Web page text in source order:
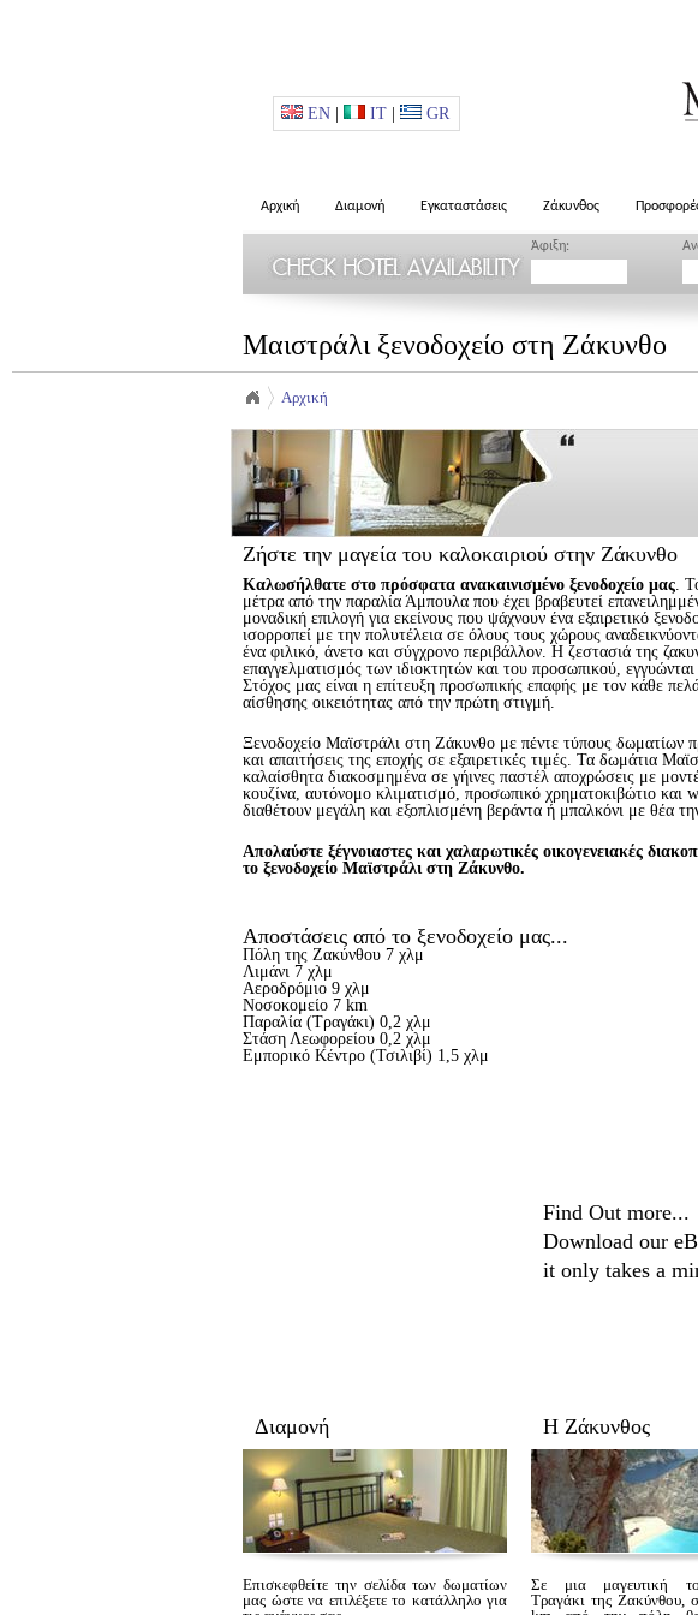
EN IT GR
Αρχική Διαμονή Εγκαταστάσεις Ζάκυνθος
Άφιξη:
Μαιστράλι ξενοδοχείο στη Ζάκυνθο
Αρχική
Ζήστε την μαγεία του καλοκαιριού στην Ζάκυνθο
Καλωσήλθατε στο πρόσφατα ανακαινισμένο ξενοδοχείο μας.
μέτρα από την παραλία Άμπουλα που έχει βραβευτεί
μοναδική επιλογή για εκείνους που ψάχνουν ένα εξαιρετικό
ισορροπεί με την πολυτέλεια σε όλους τους χώρους
ένα φιλικό, άνετο και σύγχρονο περιβάλλον. Η ζεστασιά της
επαγγελματισμός των ιδιοκτητών και του προσωπικού,
Στόχος μας είναι η επίτευξη προσωπικής επαφής με τον κάθε
αίσθησης οικειότητας από την πρώτη στιγμή.
Ξενοδοχείο Μαϊστράλι στη Ζάκυνθο με πέντε τύπους δωματίων
και απαιτήσεις της εποχής σε εξαιρετικές τιμές. Τα δωμάτια
καλαίσθητα διακοσμημένα σε γήινες παστέλ αποχρώσεις με
κουζίνα, αυτόνομο κλιματισμό, προσωπικό χρηματοκιβώτιο
διαθέτουν μεγάλη και εξοπλισμένη βεράντα ή μπαλκόνι με θέα
Απολαύστε ξέγνοιαστες και χαλαρωτικές οικογενειακές
το ξενοδοχείο Μαϊστράλι στη Ζάκυνθο.
Αποστάσεις από το ξενοδοχείο μας...
Πόλη της Ζακύνθου 7 χλμ
Λιμάνι 7 χλμ
Αεροδρόμιο 9 χλμ
Νοσοκομείο 7 km
Παραλία (Τραγάκι) 0,2 χλμ
Στάση Λεωφορείου 0,2 χλμ
Εμπορικό Κέντρο (Τσιλιβί) 1,5 χλμ
Find Out more...
Download our
it only takes a
Διαμονή
Επισκεφθείτε την σελίδα των δωματίων
μας ώστε να επιλέξετε το κατάλληλο για
Η Ζάκυνθος
Σε μια μαγευτική
Τραγάκι της Ζακύνθου,